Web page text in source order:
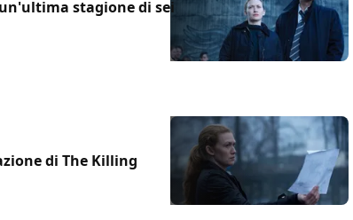
stagione di sei
di The Killing